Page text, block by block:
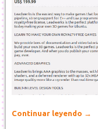
Continuar leyendo →